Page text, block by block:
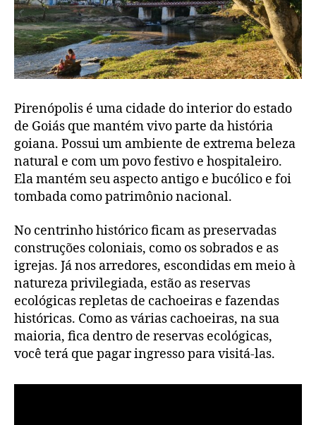
Pirenópolis é uma cidade do interior do estado
de Goiás que mantém vivo parte da história
goiana. Possui um ambiente de extrema beleza
natural e com um povo festivo e hospitaleiro.
Ela mantém seu aspecto antigo e bucólico e foi
tombada como patrimônio nacional.
No centrinho histórico ficam as preservadas
construções coloniais, como os sobrados e as
igrejas. Já nos arredores, escondidas em meio à
natureza privilegiada, estão as reservas
ecológicas repletas de cachoeiras e fazendas
históricas. Como as várias cachoeiras, na sua
maioria, fica dentro de reservas ecológicas,
você terá que pagar ingresso para visitá-las.